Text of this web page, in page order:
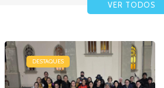
VER TODOS
DESTAQUES